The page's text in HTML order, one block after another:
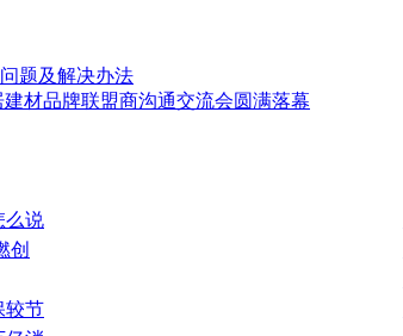
题及解决办法
材品牌联盟商沟通交流会圆满落幕
么说
创
较节